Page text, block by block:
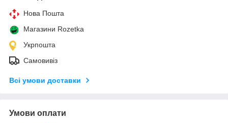
Нова Пошта
Магазини Rozetka
Укрпошта
Самовивіз
Всі умови доставки
Умови оплати